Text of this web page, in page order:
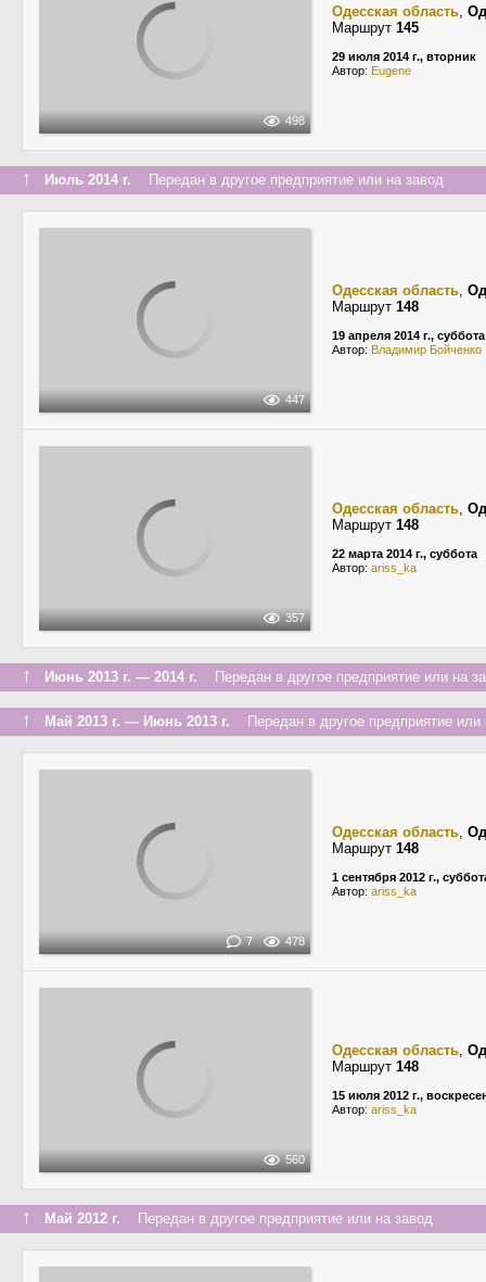
498
Одесская область,
Маршрут 145
29 июля 2014 г., вторник
Автор: Eugene
↑ Июль 2014 г. Передан в другое предприятие или на завод
447
Одесская область,
Маршрут 148
19 апреля 2014 г., суббота
Автор: Владимир Бойченко
357
Одесская область,
Маршрут 148
22 марта 2014 г., суббота
Автор: ariss_ka
↑ Июнь 2013 г. — 2014 г. Передан в другое предприятие или на
↑ Май 2013 г. — Июнь 2013 г. Передан в другое предприятие или
7 478
Одесская область,
Маршрут 148
1 сентября 2012 г.,
Автор: ariss_ka
560
Одесская область,
Маршрут 148
15 июля 2012 г.,
Автор: ariss_ka
↑ Май 2012 г. Передан в другое предприятие или на завод